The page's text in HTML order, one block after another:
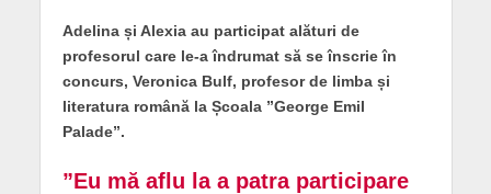
Adelina și Alexia au participat alături de
profesorul care le-a îndrumat să se înscrie în
concurs, Veronica Bulf, profesor de limba și
literatura română la Școala ”George Emil
Palade”.
”Eu mă aflu la a patra participare